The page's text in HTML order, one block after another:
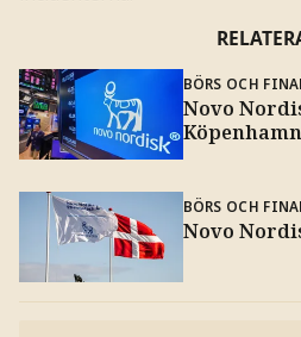
BÖRS OCH
Novo
Köpenhamn
BÖRS OCH
Novo